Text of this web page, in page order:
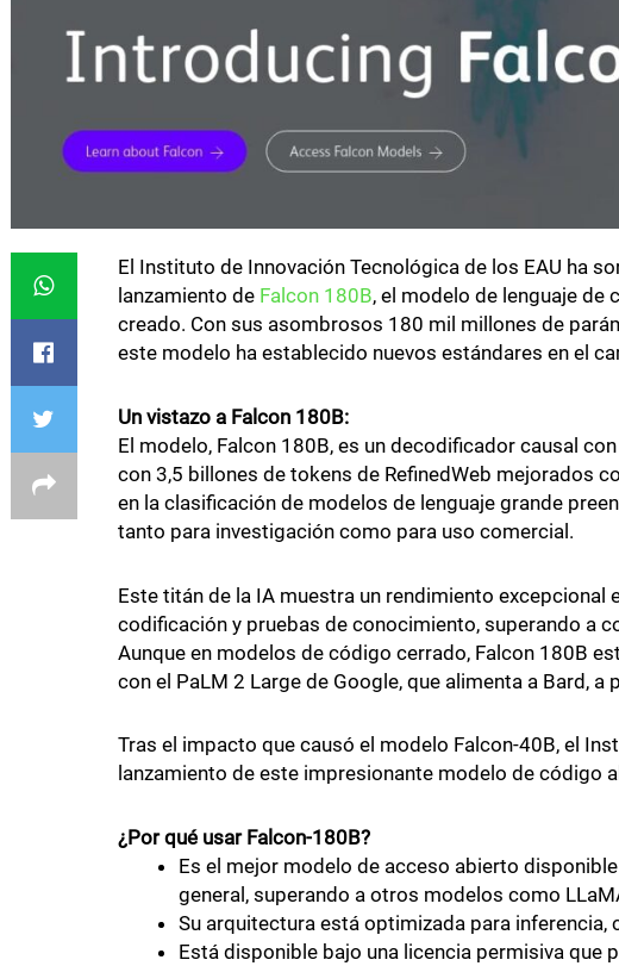
El Instituto de Innovación Tecnológica de los EAU ha
lanzamiento de Falcon 180B, el modelo de lenguaje
creado. Con sus asombrosos 180 mil millones de
este modelo ha establecido nuevos estándares en el
Un vistazo a Falcon 180B:
El modelo, Falcon 180B, es un decodificador causal
con 3,5 billones de tokens de RefinedWeb mejorados
en la clasificación de modelos de lenguaje grande
tanto para investigación como para uso comercial.
Este titán de la IA muestra un rendimiento excepcional
codificación y pruebas de conocimiento, superando a
Aunque en modelos de código cerrado, Falcon 180B
con el PaLM 2 Large de Google, que alimenta a Bard,
Tras el impacto que causó el modelo Falcon-40B, el
lanzamiento de este impresionante modelo de código
¿Por qué usar Falcon-180B?
Es el mejor modelo de acceso abierto
general, superando a otros modelos como
Su arquitectura está optimizada para inferencia,
Está disponible bajo una licencia permisiva que